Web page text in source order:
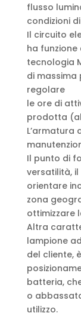
flusso
condizioni
Il circuito
ha
tecnologia
di massima
regolare
le ore di
prodotta
L’armatura
Il punto di
versatilità,
orientare
zona
ottimizzare
Altra
lampione
del cliente,
batteria,
o
utilizzo.